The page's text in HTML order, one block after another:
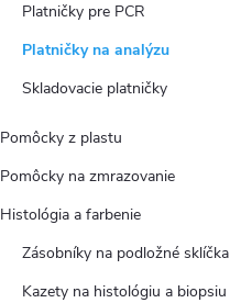
Platničky pre PCR
Platničky na analýzu
Skladovacie platničky
Pomôcky z plastu
Pomôcky na zmrazovanie
Histológia a farbenie
Zásobníky na podložné sklíčka
Kazety na histológiu a biopsiu